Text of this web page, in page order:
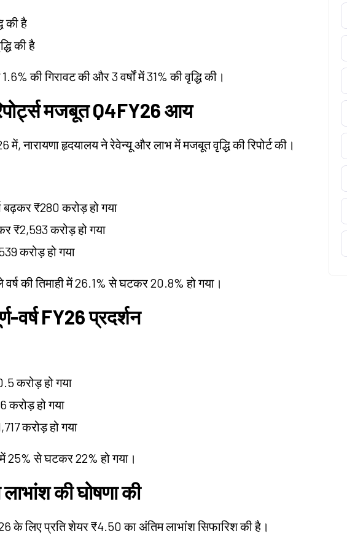
की है
की है
की गिरावट की और 3 वर्षों में 31% की वृद्धि की।
मजबूत Q4FY26 आय
में, नारायणा हृदयालय ने रेवेन्यू और लाभ में मजबूत वृद्धि की रिपोर्ट की।
बढ़कर ₹280 करोड़ हो गया
₹2,593 करोड़ हो गया
करोड़ हो गया
वर्ष की तिमाही में 26.1% से घटकर 20.8% हो गया।
वर्ष FY26 प्रदर्शन
करोड़ हो गया
करोड़ हो गया
करोड़ हो गया
में 25% से घटकर 22% हो गया।
की घोषणा की
के लिए प्रति शेयर ₹4.50 का अंतिम लाभांश सिफारिश की है।